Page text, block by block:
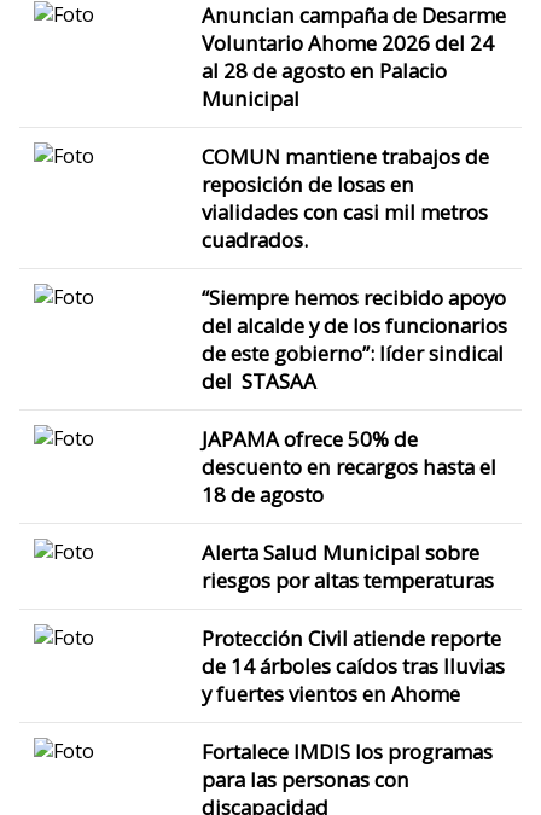
Anuncian campaña de Desarme
Voluntario Ahome 2026 del 24
al 28 de agosto en Palacio
Municipal
COMUN mantiene trabajos de
reposición de losas en
vialidades con casi mil metros
cuadrados.
“Siempre hemos recibido apoyo
del alcalde y de los funcionarios
de este gobierno”: líder sindical
del STASAA
JAPAMA ofrece 50% de
descuento en recargos hasta el
18 de agosto
Alerta Salud Municipal sobre
riesgos por altas temperaturas
Protección Civil atiende reporte
de 14 árboles caídos tras lluvias
y fuertes vientos en Ahome
Fortalece IMDIS los programas
para las personas con
discapacidad